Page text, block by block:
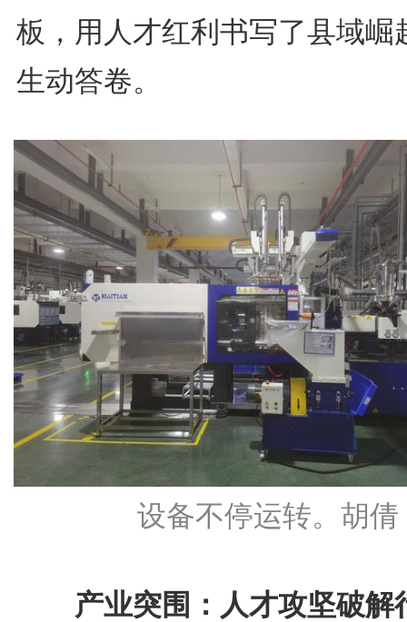
板，用人才红利书写了县域崛
生动答卷。
设备不停运转。胡倩
产业突围：人才攻坚破解